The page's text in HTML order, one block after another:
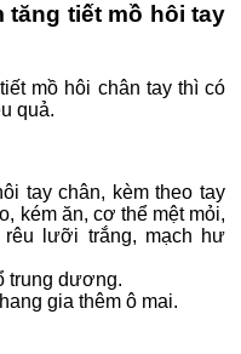
tăng tiết mồ hôi tay
mồ hôi chân tay thì có
quả.
tay chân, kèm theo tay
kém ăn, cơ thể mệt mỏi,
lưỡi trắng, mạch hư
trung dương.
gia thêm ô mai.